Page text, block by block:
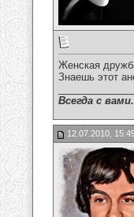
Женская
Знаешь этот
Всегда с
12.07.2010,